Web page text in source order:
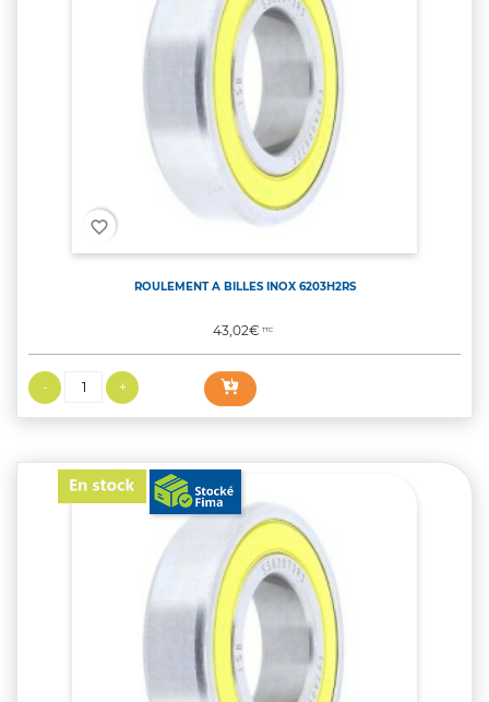
favorite_border
ROULEMENT A BILLES INOX 6203H2RS
Prix
43,02€TTC